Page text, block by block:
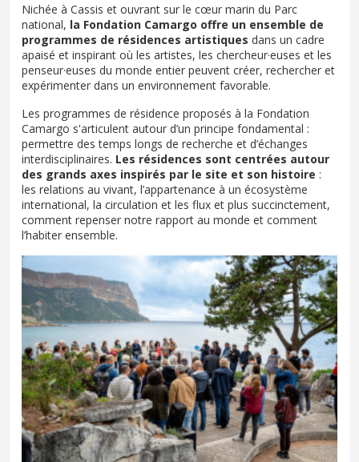
Nichée à Cassis et ouvrant sur le cœur marin du Parc
national, la Fondation Camargo offre un ensemble de
programmes de résidences artistiques dans un cadre
apaisé et inspirant où les artistes, les chercheur·euses et les
penseur·euses du monde entier peuvent créer, rechercher et
expérimenter dans un environnement favorable.
Les programmes de résidence proposés à la Fondation
Camargo s'articulent autour d’un principe fondamental :
permettre des temps longs de recherche et d’échanges
interdisciplinaires. Les résidences sont centrées autour
des grands axes inspirés par le site et son histoire :
les relations au vivant, l’appartenance à un écosystème
international, la circulation et les flux et plus succinctement,
comment repenser notre rapport au monde et comment
l’habiter ensemble.